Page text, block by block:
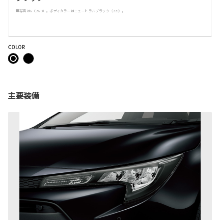
■写真はG（2WD）。ボディカラーはニュートラルブラック〈229〉。
COLOR
主要装備